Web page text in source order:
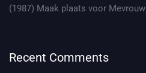
(1987) Maak plaats voor Mevrouw
Recent Comments